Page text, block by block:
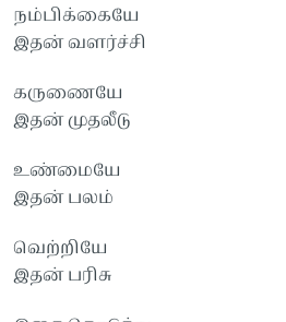
நம்பிக்கையே
இதன் வளர்ச்சி
கருணையே
இதன் முதலீடு
உண்மையே
இதன் பலம்
வெற்றியே
இதன் பரிசு